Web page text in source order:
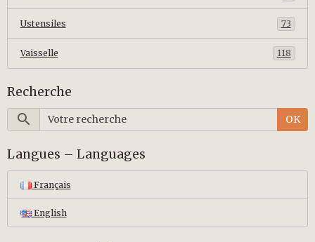
Ustensiles 73
Vaisselle 118
Recherche
OK
Langues – Languages
Français
English